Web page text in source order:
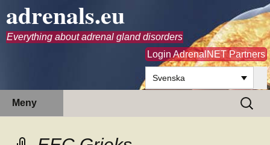
adrenals.eu
Everything about adrenal gland disorders
Login AdrenalNET Partners
Svenska
Meny
Sök
efter: